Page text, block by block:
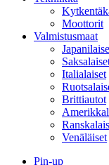
Moottorit
Valmistusmaat
Italialaiset
Brittiautot
Venäläiset
Pin-up